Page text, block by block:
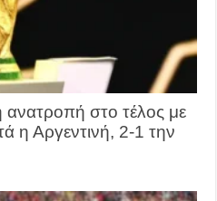
στο τέλος με
η Αργεντινή, 2-1 την